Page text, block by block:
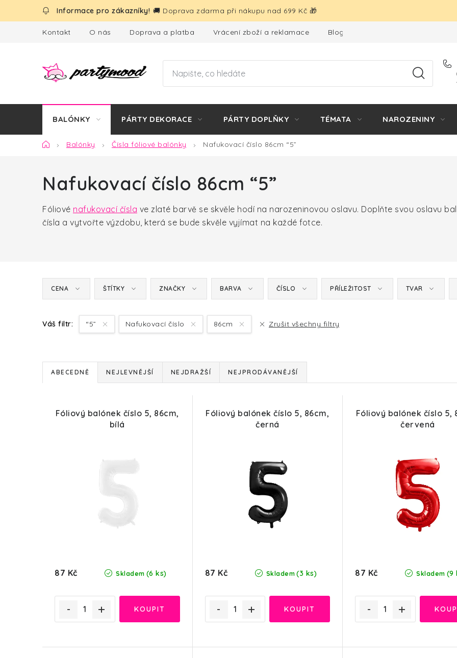
🚚 Doprava zdarma při nákupu nad 699 Kč 🎁
Kontakt O nás Doprava a platba Vrácení zboží a reklamace Blog
BALÓNKY PÁRTY DEKORACE PÁRTY DOPLŇKY TÉMATA NAROZENINY
DomůBalónky Čísla fóliové balónky Nafukovací číslo 86cm “5”
Nafukovací číslo 86cm “5”
Fóliové nafukovací čísla ve zlaté barvě se skvěle hodí na narozeninovou oslavu. Doplňte svou oslavu
čísla a vytvořte výzdobu, která se bude skvěle vyjímat na každé fotce.
CENA ŠTÍTKY ZNAČKY BARVA ČÍSLO PŘÍLEŽITOST TVAR
Váš filtr: “5” Nafukovací číslo 86cm Zrušit všechny filtry
Ř
ABECEDNĚ NEJLEVNĚJŠÍ NEJDRAŽŠÍ NEJPRODÁVANĚJŠÍ
Fóliový balónek číslo 5, 86cm,
bílá
Skladem (6 ks)
87 Kč
Fóliový balónek číslo 5, 86cm,
černá
Skladem (3 ks)
87 Kč
Fóliový balónek číslo 5,
červená
Skladem (9
87 Kč